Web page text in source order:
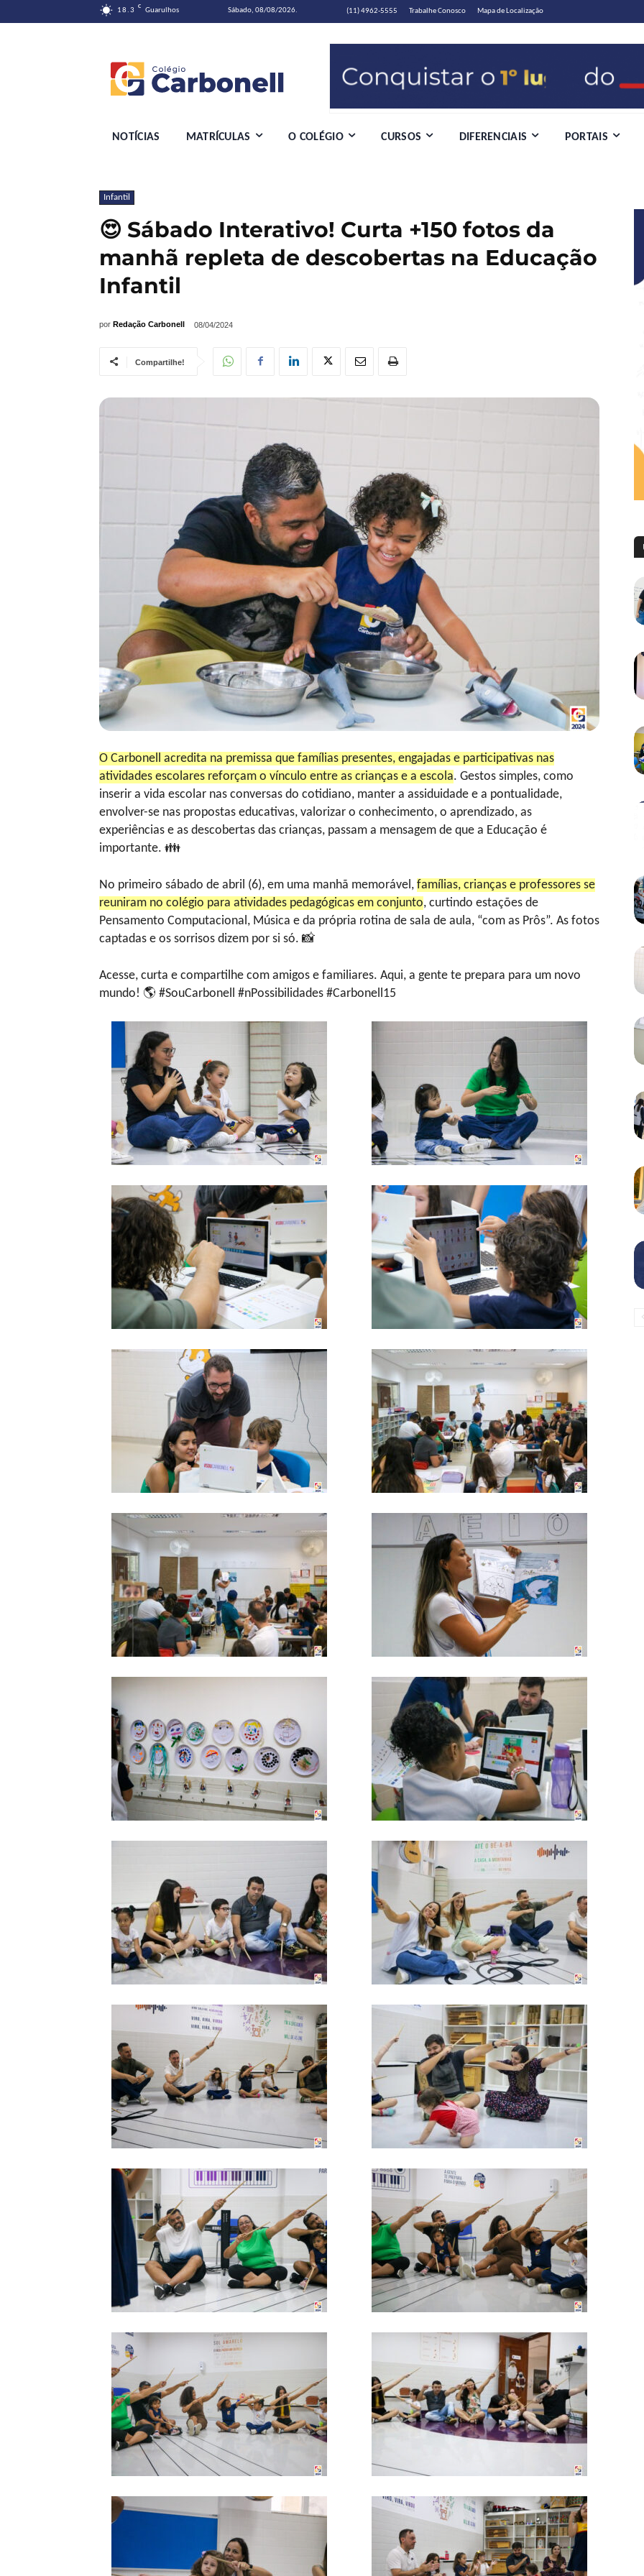
18.3 C Guarulhos Sábado, 08/08/2026. (11) 4962-5555 Trabalhe Conosco Mapa de Localização
NOTÍCIAS MATRÍCULAS O COLÉGIO CURSOS DIFERENCIAIS PORTAIS
Infantil
😍 Sábado Interativo! Curta +150 fotos da
manhã repleta de descobertas na Educação
Infantil
por Redação Carbonell 08/04/2024
Compartilhe!
O Carbonell acredita na premissa que famílias presentes, engajadas e participativas nas
atividades escolares reforçam o vínculo entre as crianças e a escola. Gestos simples, como
inserir a vida escolar nas conversas do cotidiano, manter a assiduidade e a pontualidade,
envolver-se nas propostas educativas, valorizar o conhecimento, o aprendizado, as
experiências e as descobertas das crianças, passam a mensagem de que a Educação é
importante. 👪
No primeiro sábado de abril (6), em uma manhã memorável, famílias, crianças e professores se
reuniram no colégio para atividades pedagógicas em conjunto, curtindo estações de
Pensamento Computacional, Música e da própria rotina de sala de aula, “com as Prôs”. As fotos
captadas e os sorrisos dizem por si só. 📸
Acesse, curta e compartilhe com amigos e familiares. Aqui, a gente te prepara para um novo
mundo! 🌎 #SouCarbonell #nPossibilidades #Carbonell15